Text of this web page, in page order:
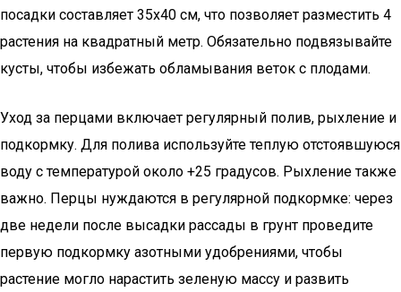
посадки составляет 35х40 см, что позволяет разместить 4
растения на квадратный метр. Обязательно подвязывайте
кусты, чтобы избежать обламывания веток с плодами.
Уход за перцами включает регулярный полив, рыхление и
подкормку. Для полива используйте теплую отстоявшуюся
воду с температурой около +25 градусов. Рыхление также
важно. Перцы нуждаются в регулярной подкормке: через
две недели после высадки рассады в грунт проведите
первую подкормку азотными удобрениями, чтобы
растение могло нарастить зеленую массу и развить